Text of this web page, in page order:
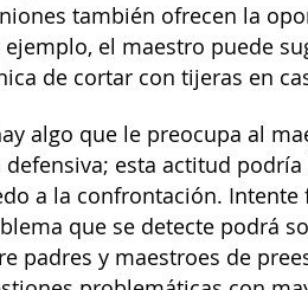
también ofrecen la
ejemplo, el maestro puede
de cortar con tijeras en
algo que le preocupa al
defensiva; esta actitud
a la confrontación.
que se detecte podrá
padres y maestroes de